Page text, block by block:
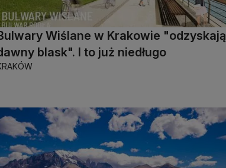
Wiślane w Krakowie "odzyskają
blask". I to już niedługo